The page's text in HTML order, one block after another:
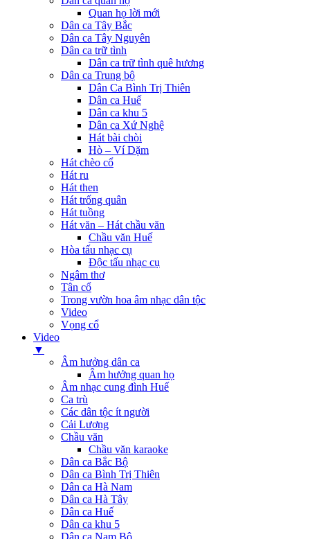
Quan họ lời mới
Dân ca Tây Bắc
Dân ca Tây Nguyên
Dân ca trữ tình
Dân ca trữ tình quê hương
Dân ca Trung bộ
Dân Ca Bình Trị Thiên
Dân ca Huế
Dân ca khu 5
Dân ca Xứ Nghệ
Hát bài chòi
Hò – Ví Dặm
Hát chèo cổ
Hát ru
Hát then
Hát trống quân
Hát tuồng
Hát văn – Hát chầu văn
Chầu văn Huế
Hòa tấu nhạc cụ
Độc tấu nhạc cụ
Ngâm thơ
Tân cổ
Trong vườn hoa âm nhạc dân tộc
Video
Vọng cổ
Video
▼
Âm hưởng dân ca
Âm hưởng quan họ
Âm nhạc cung đình Huế
Ca trù
Các dân tộc ít người
Cải Lương
Chầu văn
Chầu văn karaoke
Dân ca Bắc Bộ
Dân ca Bình Trị Thiên
Dân ca Hà Nam
Dân ca Hà Tây
Dân ca Huế
Dân ca khu 5
Dân ca Nam Bộ